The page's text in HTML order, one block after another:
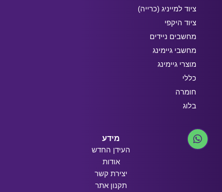
ציוד למייניג (כרייה)
ציוד היקפי
מחשבים ניידים
מחשבי גיימינג
מוצרי גיימינג
כללי
חומרה
בלוג
מידע
העידן החדש
אודות
יצירת קשר
תקנון אתר